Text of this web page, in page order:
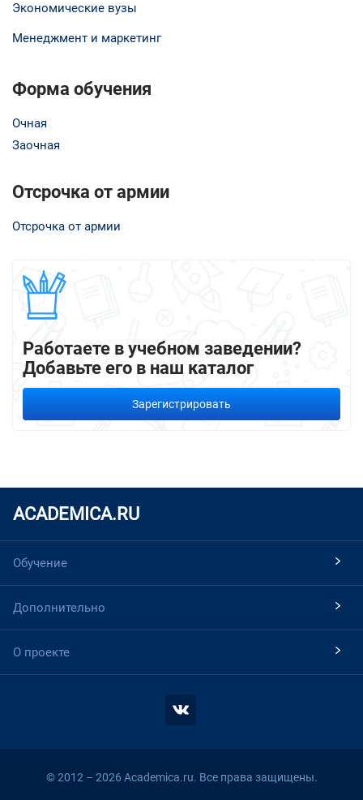
Экономические вузы
Менеджмент и маркетинг
Форма обучения
Очная
Заочная
Отсрочка от армии
Отсрочка от армии
Работаете в учебном заведении?
Добавьте его в наш каталог
Зарегистрировать
ACADEMICA.RU
Обучение
Дополнительно
О проекте
© 2012 – 2026 Academica.ru. Все права защищены.